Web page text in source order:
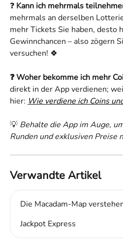
❓ Kann ich mehrmals
mehrmals an derselben
mehr Tickets Sie haben, desto
Gewinnchancen – also zögern
versuchen! 🍀
❓ Woher bekomme ich mehr
direkt in der App verdienen;
hier: Wie verdiene ich Coins
💡 Behalte die App im Auge,
Runden und exklusiven Preise
Verwandte Artikel
Die Macadam-Map
Jackpot Express